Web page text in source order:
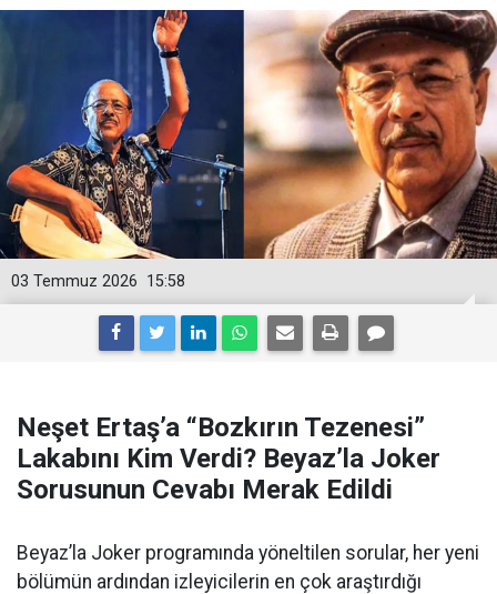
15:58
03 Temmuz 2026
Neşet Ertaş’a “Bozkırın Tezenesi”
Lakabını Kim Verdi? Beyaz’la Joker
Sorusunun Cevabı Merak Edildi
Beyaz’la Joker programında yöneltilen sorular, her yeni
bölümün ardından izleyicilerin en çok araştırdığı